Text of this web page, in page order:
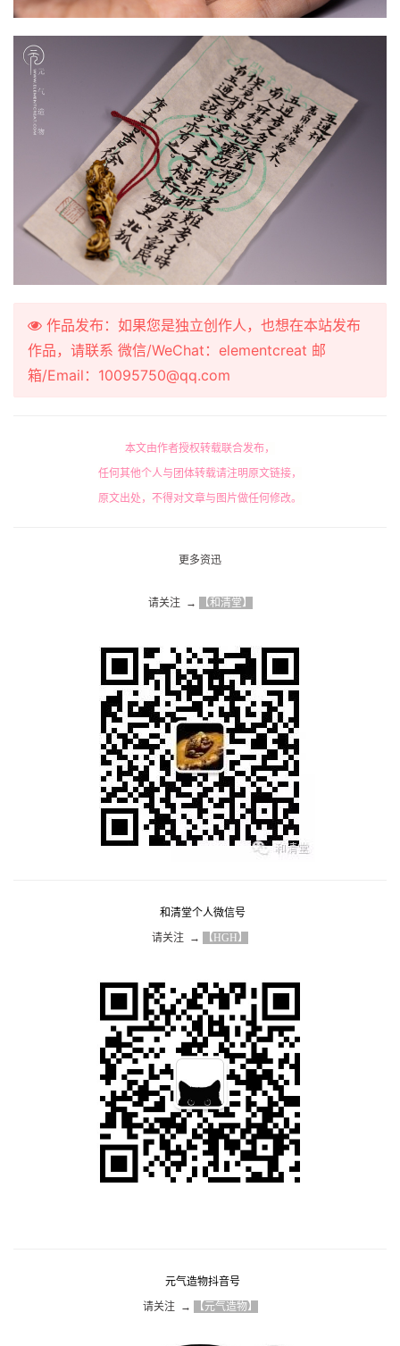
作品发布：如果您是独立创作人，也想在本站发布
作品，请联系 微信/WeChat：elementcreat 邮
箱/Email：10095750@qq.com
本文由作者授权转载联合发布，
任何其他个人与团体转载请注明原文链接，
原文出处，不得对文章与图片做任何修改。
更多资迅
请关注  → 【和清堂】
和清堂个人微信号
请关注  → 【HGH】
元气造物抖音号
请关注  → 【元气造物】